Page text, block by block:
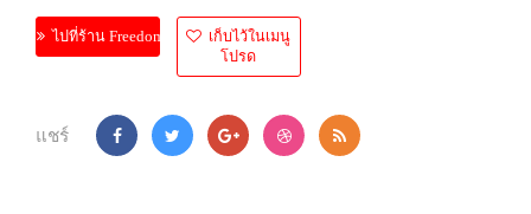
ไปที่ร้าน Freedom&cat cafe'เก็บไว้ในเมนู
โปรด
แชร์